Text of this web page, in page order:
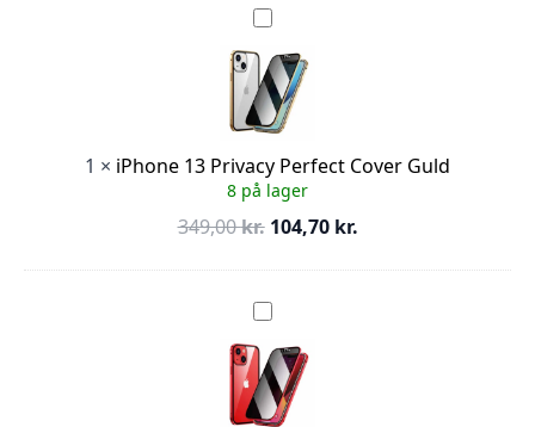
iPhone
13
Privacy
Perfect
Cover
Guld
1 × iPhone 13 Privacy Perfect Cover Guld
8 på lager
349,00kr. Den
pris
var:
104,70 kr.Den
pris
iPhone
13
Privacy
Perfect
Cover
Rød